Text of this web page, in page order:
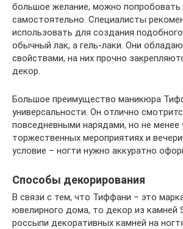
большое желание, можно
самостоятельно. Специалисты
использовать для создания
обычный лак, а гель-лаки. Они
свойствами, на них прочно
декор.
Большое преимущество маникюра
универсальности. Он отлично
повседневными нарядами, но не менее
торжественных мероприятиях и
условие – ногти нужно аккуратно
Способы декорирования
В связи с тем, что Тиффани – это
ювелирного дома, то декор из камней
россыпи декоративных камней на